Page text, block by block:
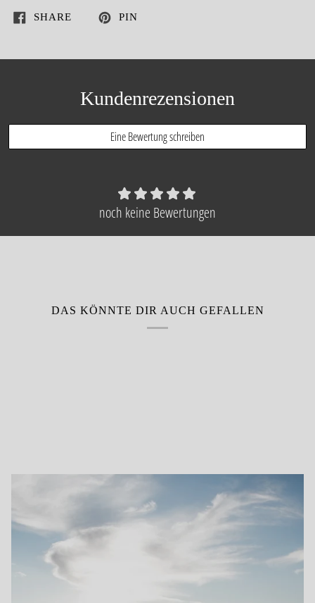
SHARE PIN
Kundenrezensionen
Eine Bewertung schreiben
noch keine Bewertungen
DAS KÖNNTE DIR AUCH GEFALLEN